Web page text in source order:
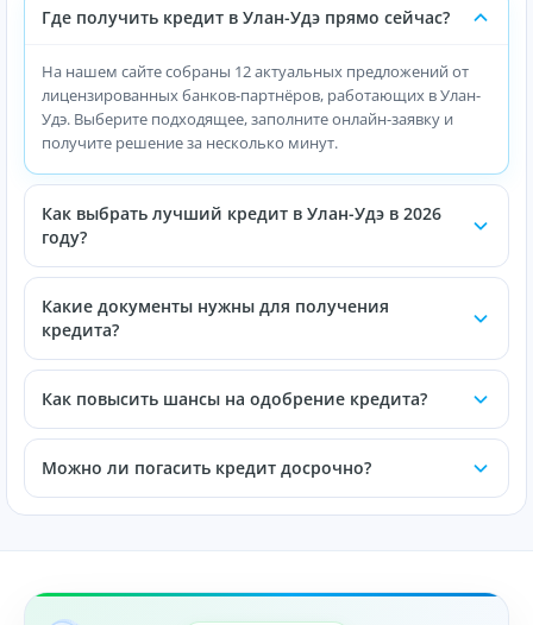
Где получить кредит в Улан-Удэ прямо сейчас?
На нашем сайте собраны 12 актуальных предложений от
лицензированных банков-партнёров, работающих в Улан-
Удэ. Выберите подходящее, заполните онлайн-заявку и
получите решение за несколько минут.
Как выбрать лучший кредит в Улан-Удэ в 2026
году?
Какие документы нужны для получения
кредита?
Как повысить шансы на одобрение кредита?
Можно ли погасить кредит досрочно?